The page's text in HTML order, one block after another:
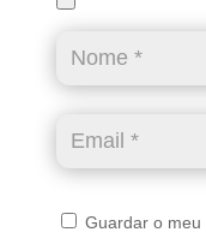
Guardar o